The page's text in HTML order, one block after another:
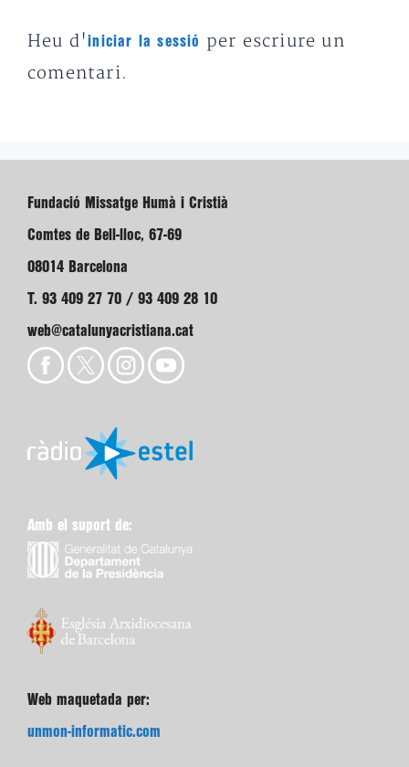
Heu d'iniciar la sessió
per escriure un
comentari.
Fundació Missatge Humà i Cristià
Comtes de Bell-lloc, 67-69
08014 Barcelona
T. 93 409 27 70 / 93 409 28 10
web@catalunyacristiana.cat
Amb el suport de:
Web maquetada per:
unmon-informatic.com